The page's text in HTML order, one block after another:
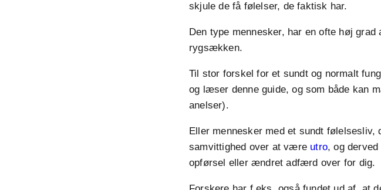
skjule de få følelser, de faktisk har.
Den type mennesker, har en ofte høj
rygsækken.
Til stor forskel for et sundt og normalt
og læser denne guide, og som både kan
anelser).
Eller mennesker med et sundt
samvittighed over at være utro, og
opførsel eller ændret adfærd over for dig.